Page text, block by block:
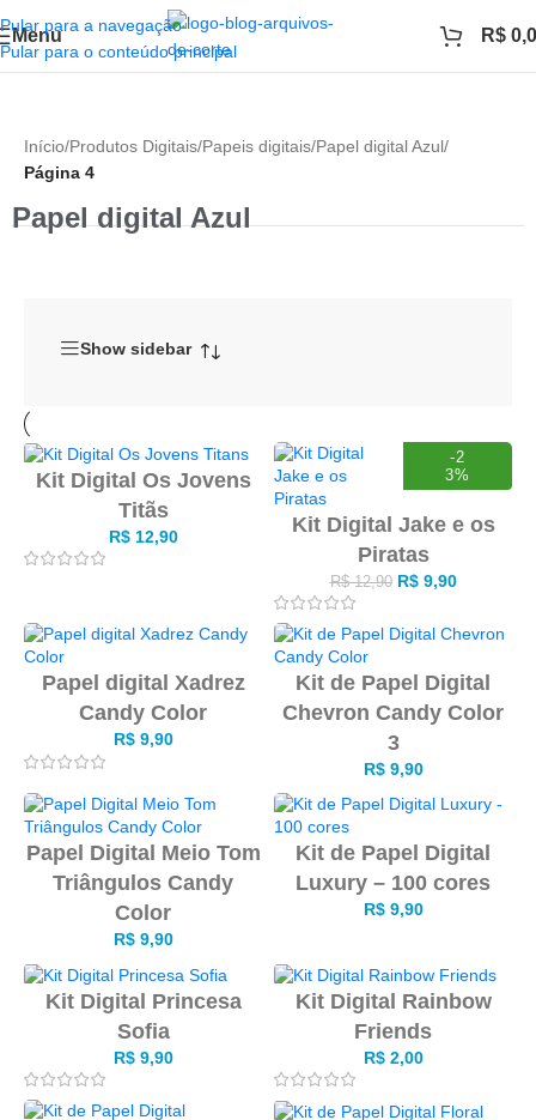
Pular para a navegação
Pular para o conteúdo principal
Menu R$
Início/Produtos Digitais/Papeis digitais/Papel digital Azul/
Página 4
Papel digital Azul
Show sidebar
Kit Digital Os Jovens
Titãs
R$12,90
-2
3%
Kit Digital Jake e os
Piratas
R$12,90 R$9,90
Papel digital Xadrez
Candy Color
R$9,90
Kit de Papel Digital
Chevron Candy Color
3
R$9,90
Papel Digital Meio Tom
Triângulos Candy
Color
R$9,90
Kit de Papel Digital
Luxury – 100 cores
R$9,90
Kit Digital Princesa
Sofia
R$9,90
Kit Digital Rainbow
Friends
R$2,00